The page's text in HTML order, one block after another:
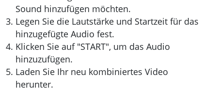
Sound hinzufügen möchten.
Legen Sie die Lautstärke und Startzeit für das
hinzugefügte Audio fest.
Klicken Sie auf "START", um das Audio
hinzuzufügen.
Laden Sie Ihr neu kombiniertes Video
herunter.